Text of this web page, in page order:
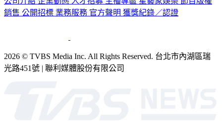
銷售 公開招標 業務服務 官方聲明 獲獎紀錄／認證
2026 © TVBS Media Inc. All Rights Reserved. 台北市內湖區瑞
光路451號 | 聯利媒體股份有限公司